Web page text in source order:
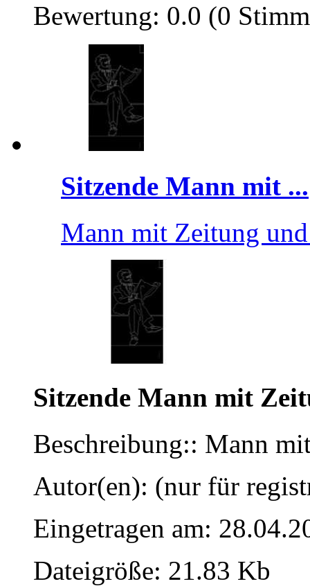
Bewertung: 0.0 (0
Sitzende Mann mit ...
Mann mit Zeitung
Sitzende Mann mit
Beschreibung:: Mann
Autor(en): (nur für
Eingetragen am:
Dateigröße: 21.83 Kb